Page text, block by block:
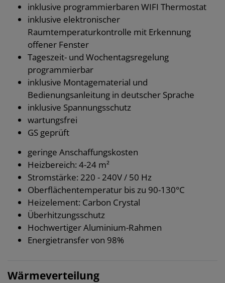
inklusive programmierbaren WIFI Thermostat
inklusive elektronischer
Raumtemperaturkontrolle mit Erkennung
offener Fenster
Tageszeit- und Wochentagsregelung
programmierbar
inklusive Montagematerial und
Bedienungsanleitung in deutscher Sprache
inklusive Spannungsschutz
wartungsfrei
GS geprüft
geringe Anschaffungskosten
Heizbereich: 4-24 m²
Stromstärke: 220 - 240V / 50 Hz
Oberflächentemperatur bis zu 90-130°C
Heizelement: Carbon Crystal
Überhitzungsschutz
Hochwertiger Aluminium-Rahmen
Energietransfer von 98%
Wärmeverteilung